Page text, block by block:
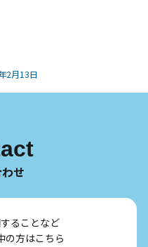
2月13日
せ
ることなど
の方はこちら